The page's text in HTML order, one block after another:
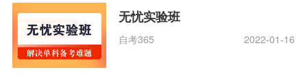
无忧实验班
自考365 2022-01-16